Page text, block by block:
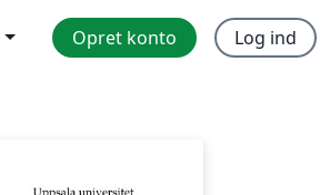
Opret konto Log ind